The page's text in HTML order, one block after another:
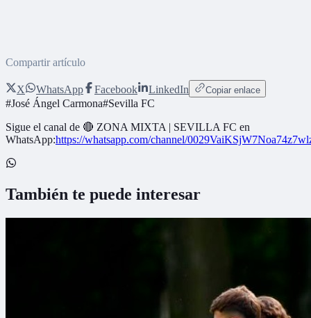
Compartir artículo
X WhatsApp Facebook LinkedIn Copiar enlace
#José Ángel Carmona#Sevilla FC
Sigue el canal de 🔴 ZONA MIXTA | SEVILLA FC en
WhatsApp:https://whatsapp.com/channel/
También te puede interesar